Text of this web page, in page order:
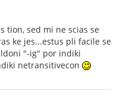
tion, sed mi ne scias se
ke jes...estus pli facile se
"-ig" por indiki
netransitivecon